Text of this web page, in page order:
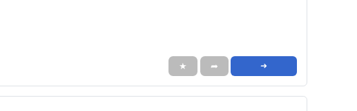
★ ➦ ➜